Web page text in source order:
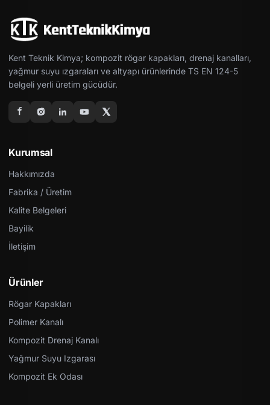
Kent Teknik Kimya; kompozit rögar kapakları, drenaj kanalları,
yağmur suyu ızgaraları ve altyapı ürünlerinde TS EN 124-5
belgeli yerli üretim gücüdür.
Kurumsal
Hakkımızda
Fabrika / Üretim
Kalite Belgeleri
Bayilik
İletişim
Ürünler
Rögar Kapakları
Polimer Kanalı
Kompozit Drenaj Kanalı
Yağmur Suyu Izgarası
Kompozit Ek Odası